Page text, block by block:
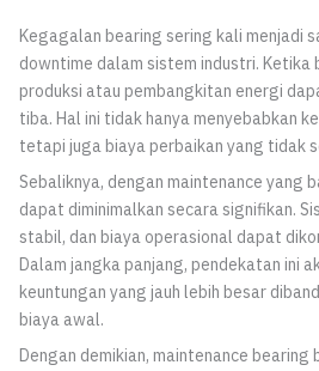
Kegagalan bearing sering kali menjadi
downtime dalam sistem industri. Ketika
produksi atau pembangkitan energi
tiba. Hal ini tidak hanya menyebabkan
tetapi juga biaya perbaikan yang tidak
Sebaliknya, dengan maintenance yang
dapat diminimalkan secara signifikan.
stabil, dan biaya operasional dapat
Dalam jangka panjang, pendekatan ini
keuntungan yang jauh lebih besar
biaya awal.
Dengan demikian, maintenance bearing